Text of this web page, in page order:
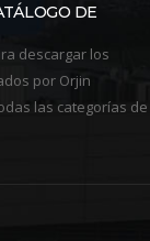
DE
descargar los
por Orjin
las categorías de